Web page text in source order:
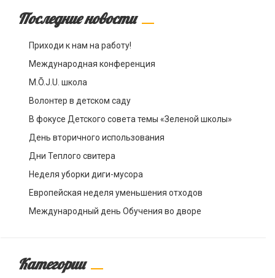
Последние новости
Приходи к нам на работу!
Международная конференция
M.Õ.J.U. школа
Волонтер в детском саду
В фокусе Детского совета темы «Зеленой школы»
День вторичного использования
Дни Теплого свитера
Неделя уборки диги-мусора
Европейская неделя уменьшения отходов
Международный день Обучения во дворе
Категории